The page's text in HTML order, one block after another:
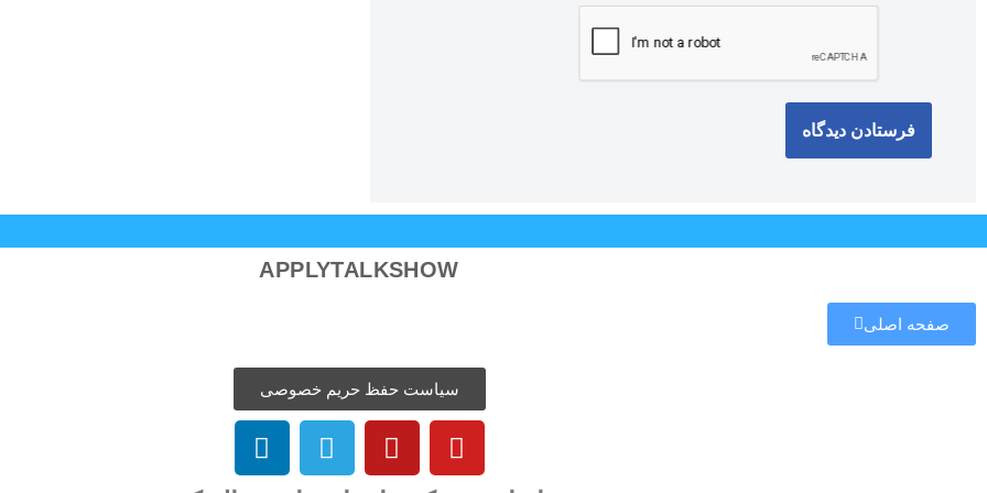
APPLYTALKSHOW
صفحه اصلی
سیاست حفظ حریم خصوصی